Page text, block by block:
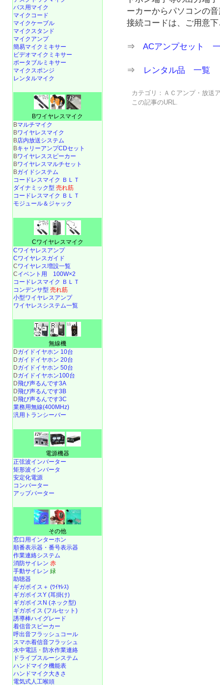
ーカーからパソコンの
接続コードは、ご用意
⇒ACアンプセット
⇒ レンタル品 一覧
カテゴリ： ＡＣアンプ・放送
この記事のURL
バス用マイク
マイクコード
マイクケーブル
マイクスタンド
マイクアンプ
簡易マイクミキサー
ビデオマイクミキサー
ポータブルミキサー
マイクスポンジ
レンタルマイク
Bワイヤレスマイク
Bマルチマイク
Bワイヤレスマイク
B店内放送システム
BキャリーアンプCDセット
Bワイヤレススピーカー
Bワイヤレスマルチセット
Bガイドシステム
コードレスマイク ＢＬＴ
ダイナミック型 売れ筋
コードレスマイク ＢＬＴ
モジュール＆ジャック
Cワイヤレスマイク
Cワイヤレスアンプ
Cワイヤレスガイド
Cワイヤレス増設一覧
Cイベント用 100W×2
コードレスマイク ＢＬＴ
コンデンサ型 売れ筋
小型ワイヤレスアンプ
ワイヤレスシステム一覧
無線機
Dガイドイヤホン 10台
Dガイドイヤホン 20台
Dガイドイヤホン 50台
Dガイドイヤホン100台
D飛び声るんです3A
D飛び声るんです3B
D飛び声るんです3C
業務用無線(400MHz)
汎用トランシーバー
電源機器
正弦波インバーター
矩形波インバータ
安定化電源
コンバーター
アップバーター
その他
窓口用インターホン
順番表示器・番号表示器
作業連絡システム
消防サイレン 赤
手動サイレン 緑
助聴器
ギガボイス＋ (ﾜｲﾔﾚｽ)
ギガボイスY (耳掛け)
ギガボイスN (ネック型)
ギガボイス (フルセット)
誘導棒ハイグレード
着信音スピーカー
呼出音フラッシュコール
スマホ着信音フラッシュ
水中電話 ・ 防水作業連絡
ドライブスルーシステム
ハンドマイク機能表
ハンドマイク大きさ
電気式人工喉頭